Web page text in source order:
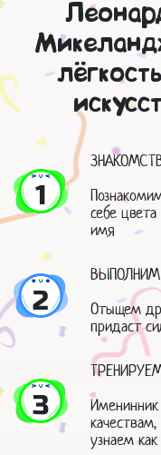
1
себе
имя
2
ВЫПОЛНИМ
Отыщем
придаст
3
Именинник
узнаем